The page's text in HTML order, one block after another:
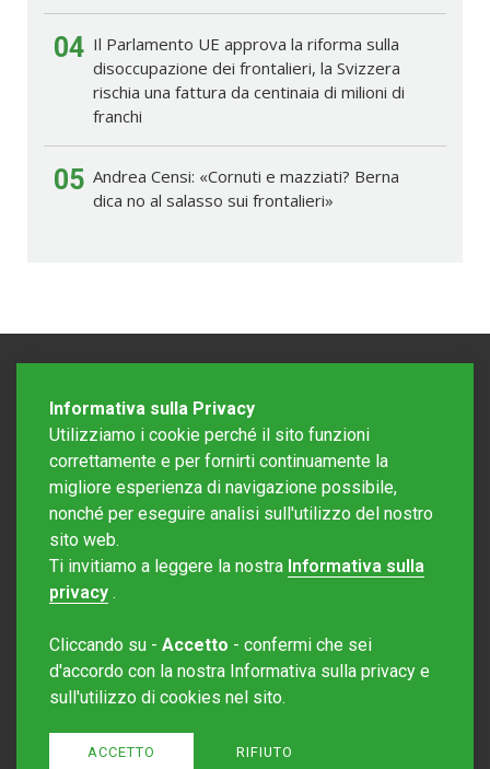
04 Il Parlamento UE approva la riforma sulla
disoccupazione dei frontalieri, la Svizzera
rischia una fattura da centinaia di milioni di
franchi
05 Andrea Censi: «Cornuti e mazziati? Berna
dica no al salasso sui frontalieri»
Editore Rotostampa SA
Sito creato daRedesign
Informativa sulla Privacy
Utilizziamo i cookie perché il sito funzioni
correttamente e per fornirti continuamente la
migliore esperienza di navigazione possibile,
nonché per eseguire analisi sull'utilizzo del nostro
sito web.
Ti invitiamo a leggere la nostra Informativa sulla
privacy .
Cliccando su - Accetto - confermi che sei
d'accordo con la nostra Informativa sulla privacy e
sull'utilizzo di cookies nel sito.
ACCETTO RIFIUTO